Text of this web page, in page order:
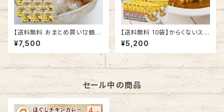
【送料無料 おまとめ買い12個】
万能ザクザク食べるカレー 12
個 印度カリー子の ごはんのお
とも
¥7,500
【送料無料 10袋】からくないスパ
イスチキンカレー 180g×10
袋 レトルトカレー
¥5,200
セール中の商品